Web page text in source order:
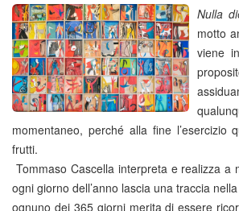
Nulla
motto
viene
momentaneo, perché alla fine l’esercizio
frutti.
Tommaso Cascella interpreta e realizza a
ogni giorno dell’anno lascia una traccia
ognuno dei 365 giorni merita di essere